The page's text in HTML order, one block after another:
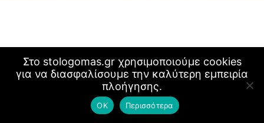
Στο stologomas.gr χρησιμοποιούμε cookies
για να διασφαλίσουμε την καλύτερη εμπειρία
πλοήγησης.
ΟΚ Περισσότερα